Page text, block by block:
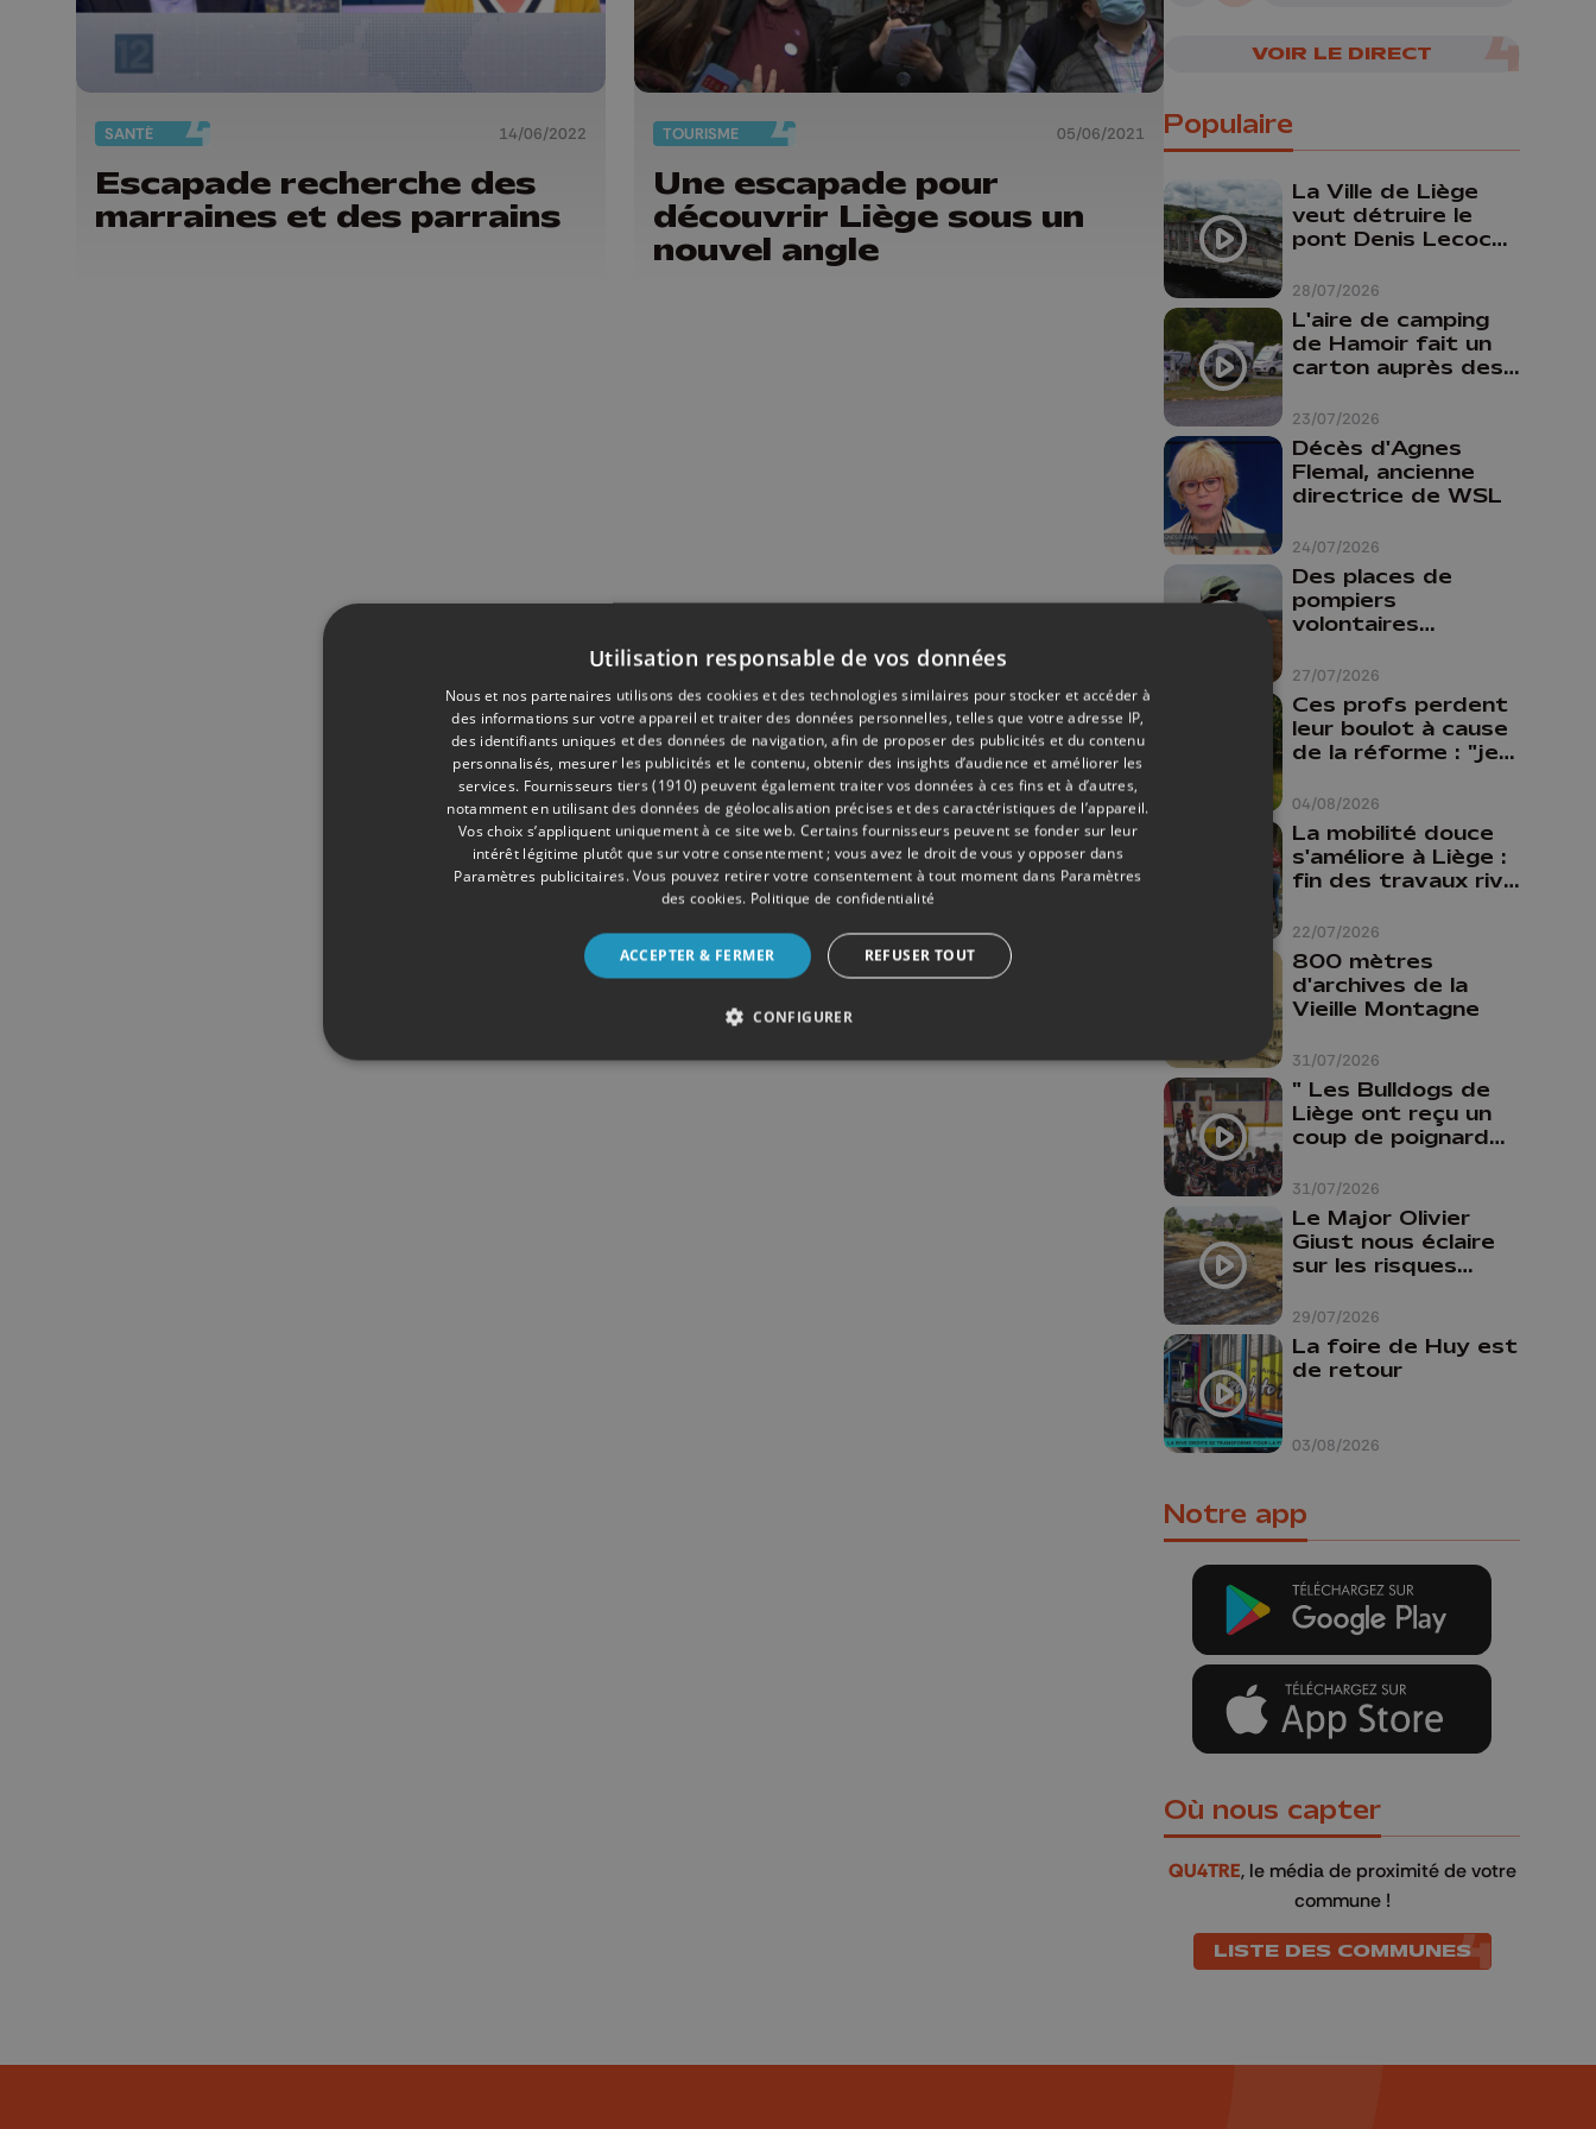
SANTÉ 14/06/2022
Escapade recherche des
marraines et des parrains
TOURISME 05/06/2021
Une escapade pour
découvrir Liège sous un
nouvel angle
VOIR LE DIRECT
Populaire
28/07/2026
La Ville de Liège
veut détruire le
pont Denis Lecocq
budget pour le
faire
23/07/2026
L'aire de camping
de Hamoir fait un
carton auprès des
24/07/2026
Décès d'Agnes
Flemal, ancienne
directrice de WSL
27/07/2026
Des places de
pompiers
volontaires
province de Liège :
"Un citoyen qui
n'est formé ne
peut pas nous
aider"
04/08/2026
Ces profs perdent
leur boulot à cause
de la réforme : "je
comme prof que
comme
pharmacienne"
22/07/2026
La mobilité douce
s'améliore à Liège :
fin des travaux rive
cyclo-piétonnes
Avroy et
Guillemins...
31/07/2026
800 mètres
d'archives de la
Vieille Montagne
31/07/2026
" Les Bulldogs de
Liège ont reçu un
coup de poignard
29/07/2026
Le Major Olivier
Giust nous éclaire
sur les risques
Belgique : "Un
incendie comme en
Gironde ne pourrait
pas avoir lieu chez
03/08/2026
La foire de Huy est
de retour
Notre app
Où nous capter
QU4TRE, le média de proximité de votre
commune !
LISTE DES COMMUNES
Utilisation responsable de vos données
Nous et nos partenaires utilisons des cookies et des technologies similaires pour stocker et accéder à
des informations sur votre appareil et traiter des données personnelles, telles que votre adresse IP,
des identifiants uniques et des données de navigation, afin de proposer des publicités et du contenu
personnalisés, mesurer les publicités et le contenu, obtenir des insights d’audience et améliorer les
services. Fournisseurs tiers (1910) peuvent également traiter vos données à ces fins et à d’autres,
notamment en utilisant des données de géolocalisation précises et des caractéristiques de l’appareil.
Vos choix s’appliquent uniquement à ce site web. Certains fournisseurs peuvent se fonder sur leur
intérêt légitime plutôt que sur votre consentement ; vous avez le droit de vous y opposer dans
Paramètres publicitaires. Vous pouvez retirer votre consentement à tout moment dans Paramètres
des cookies. Politique de confidentialité
ACCEPTER & FERMER REFUSER TOUT
CONFIGURER